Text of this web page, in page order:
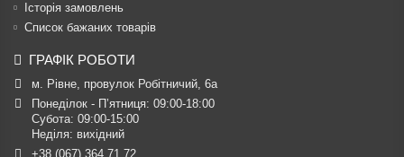
Історія замовлень
Список бажаних товарів
ГРАФІК РОБОТИ
м. Рівне, провулок Робітничий, 6а
Понеділок - П’ятниця: 09:00-18:00
Субота: 09:00-15:00
Неділя: вихідний
+38 (067) 364 71 72